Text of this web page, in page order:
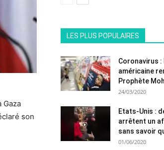
Gaza
son
LES PLUS POPULAIRES
Coronavirus :
américaine
24/03/2020
Etats-Unis :
arrêtent un
sans savoir
01/06/2020